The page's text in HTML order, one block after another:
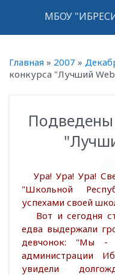
МБОУ
Главная » 2007 »
конкурса "Лучший
Подведены
Ура! Ура! Ура!
"Школьной
успехами своей
Вот и сегодня
едва выдержали
девчонок: "Мы -
администрации
увидели